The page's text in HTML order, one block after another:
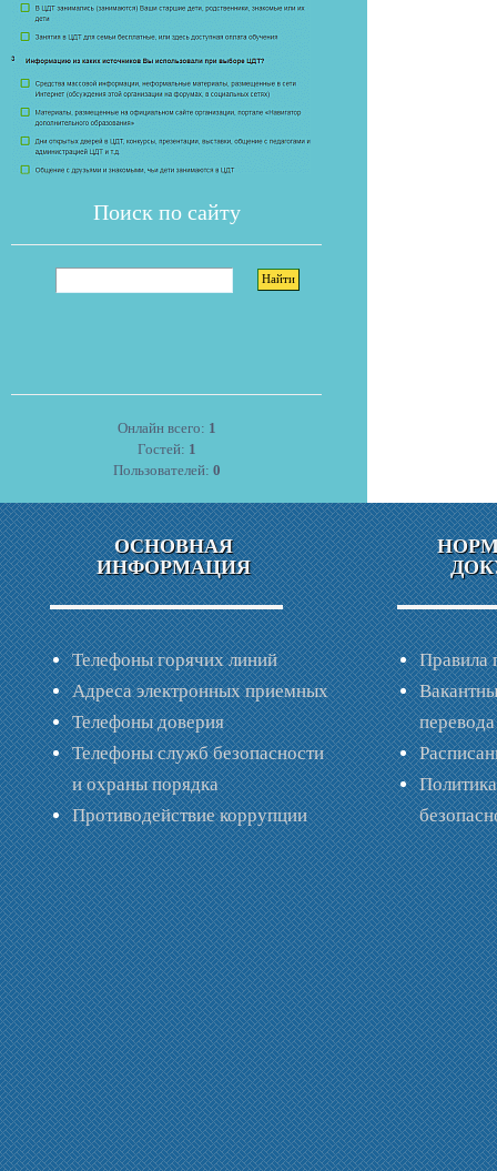
Поиск по сайту
Онлайн всего: 1
Гостей: 1
Пользователей: 0
ОСНОВНАЯ
ИНФОРМАЦИЯ
Телефоны горячих линий
Адреса электронных приемных
Телефоны доверия
Телефоны служб безопасности
и охраны порядка
Противодействие коррупции
Правила
перевода